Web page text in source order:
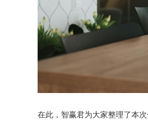
在此，智赢君为大家整理了本